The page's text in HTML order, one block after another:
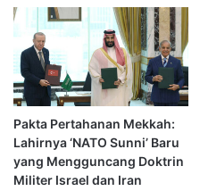
Pakta Pertahanan Mekkah:
Lahirnya ‘NATO Sunni’ Baru
yang Mengguncang Doktrin
Militer Israel dan Iran